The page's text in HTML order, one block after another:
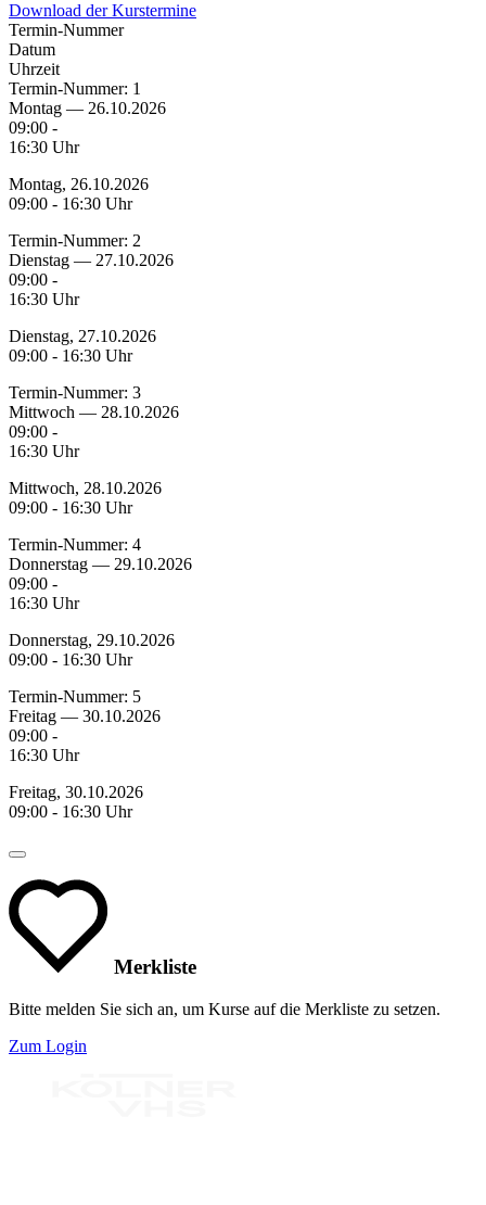
Download der Kurstermine
Termin-Nummer
Datum
Uhrzeit
Termin-Nummer: 1
Montag — 26.10.2026
09:00 -
16:30 Uhr
Montag, 26.10.2026
09:00 - 16:30 Uhr
Termin-Nummer: 2
Dienstag — 27.10.2026
09:00 -
16:30 Uhr
Dienstag, 27.10.2026
09:00 - 16:30 Uhr
Termin-Nummer: 3
Mittwoch — 28.10.2026
09:00 -
16:30 Uhr
Mittwoch, 28.10.2026
09:00 - 16:30 Uhr
Termin-Nummer: 4
Donnerstag — 29.10.2026
09:00 -
16:30 Uhr
Donnerstag, 29.10.2026
09:00 - 16:30 Uhr
Termin-Nummer: 5
Freitag — 30.10.2026
09:00 -
16:30 Uhr
Freitag, 30.10.2026
09:00 - 16:30 Uhr
Merkliste
Bitte melden Sie sich an, um Kurse auf die Merkliste zu setzen.
Zum Login